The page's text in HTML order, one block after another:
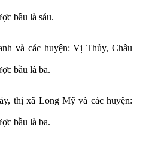
bầu là sáu.
và các huyện: Vị Thủy, Châu
bầu là ba.
thị xã Long Mỹ và các huyện:
bầu là ba.